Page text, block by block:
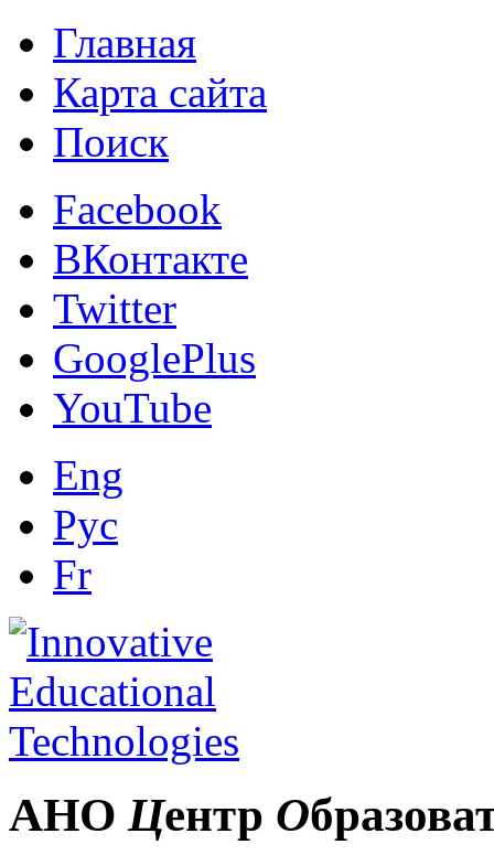
Главная
Карта сайта
Поиск
Facebook
ВКонтакте
Twitter
GooglePlus
YouTube
Eng
Рус
Fr
АНО Центр О